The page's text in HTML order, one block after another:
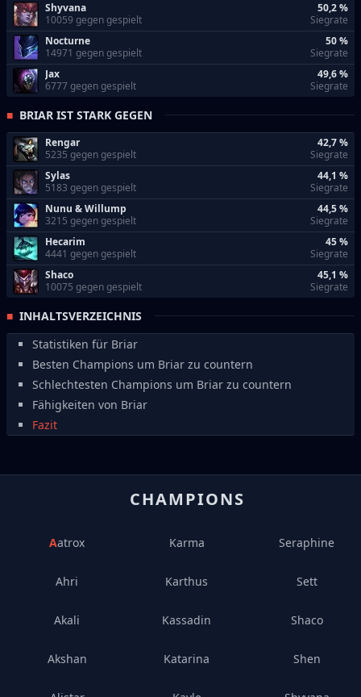
Shyvana
10059 gegen gespielt
50,2 %
Siegrate
Nocturne
14971 gegen gespielt
50 %
Siegrate
Jax
6777 gegen gespielt
49,6 %
Siegrate
BRIAR IST STARK GEGEN
Rengar
5235 gegen gespielt
42,7 %
Siegrate
Sylas
5183 gegen gespielt
44,1 %
Siegrate
Nunu & Willump
3215 gegen gespielt
44,5 %
Siegrate
Hecarim
4441 gegen gespielt
45 %
Siegrate
Shaco
10075 gegen gespielt
45,1 %
Siegrate
INHALTSVERZEICHNIS
Statistiken für Briar
Besten Champions um Briar zu countern
Schlechtesten Champions um Briar zu countern
Fähigkeiten von Briar
Fazit
CHAMPIONS
Aatrox
Ahri
Akali
Akshan
Karma
Karthus
Kassadin
Katarina
Seraphine
Sett
Shaco
Shen